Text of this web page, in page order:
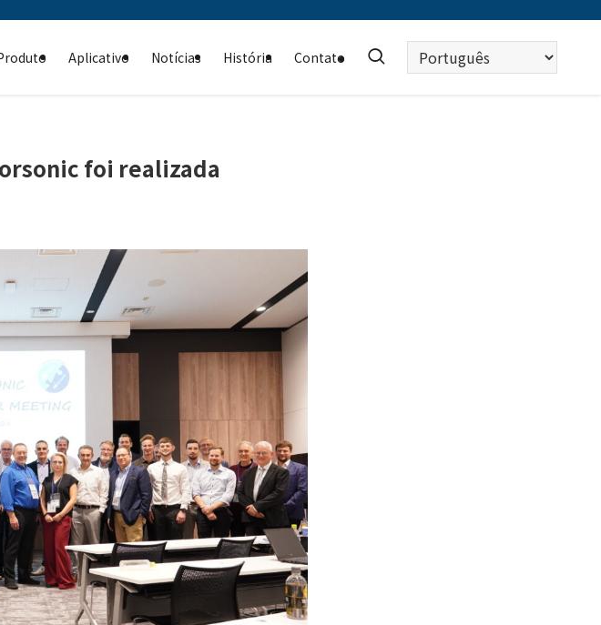
Aplicativo Notícias História Contato
Escolha
um
foi realizada